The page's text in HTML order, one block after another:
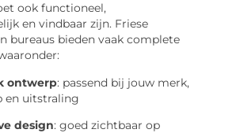
ook functioneel,
en vindbaar zijn. Friese
bureaus bieden vaak complete
ontwerp: passend bij jouw merk,
en uitstraling
design: goed zichtbaar op